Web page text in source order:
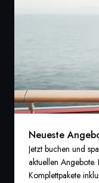
Neueste
Jetzt buchen und
aktuellen
Komplettpakete